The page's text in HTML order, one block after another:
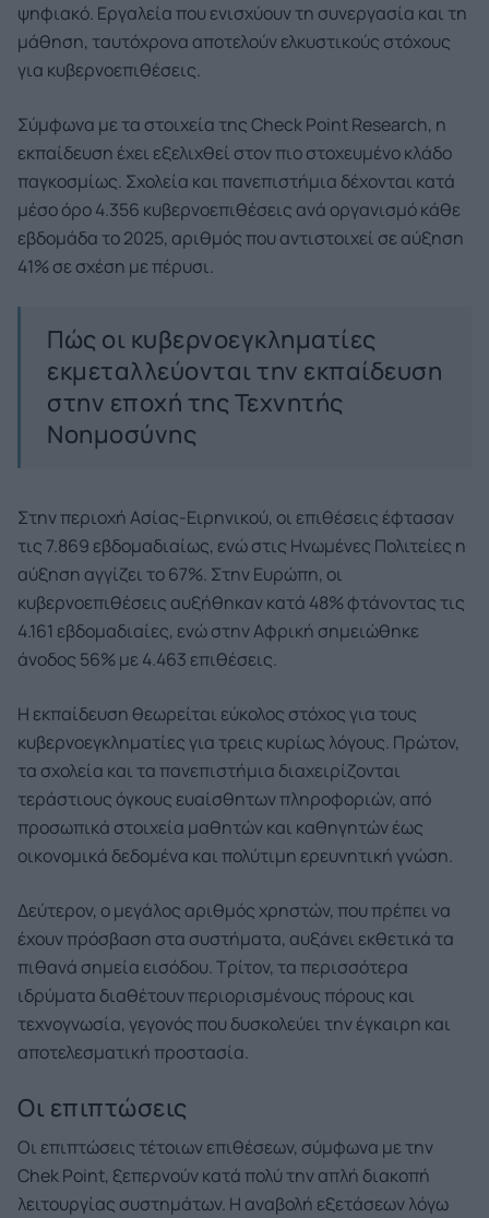
ψηφιακό. Εργαλεία που ενισχύουν τη συνεργασία και τη
μάθηση, ταυτόχρονα αποτελούν ελκυστικούς στόχους
για κυβερνοεπιθέσεις.
Σύμφωνα με τα στοιχεία της Check Point Research, η
εκπαίδευση έχει εξελιχθεί στον πιο στοχευμένο κλάδο
παγκοσμίως. Σχολεία και πανεπιστήμια δέχονται κατά
μέσο όρο 4.356 κυβερνοεπιθέσεις ανά οργανισμό κάθε
εβδομάδα το 2025, αριθμός που αντιστοιχεί σε αύξηση
41% σε σχέση με πέρυσι.
Πώς οι κυβερνοεγκληματίες
εκμεταλλεύονται την εκπαίδευση
στην εποχή της Τεχνητής
Νοημοσύνης
Στην περιοχή Ασίας-Ειρηνικού, οι επιθέσεις έφτασαν
τις 7.869 εβδομαδιαίως, ενώ στις Ηνωμένες Πολιτείες η
αύξηση αγγίζει το 67%. Στην Ευρώπη, οι
κυβερνοεπιθέσεις αυξήθηκαν κατά 48% φτάνοντας τις
4.161 εβδομαδιαίες, ενώ στην Αφρική σημειώθηκε
άνοδος 56% με 4.463 επιθέσεις.
Η εκπαίδευση θεωρείται εύκολος στόχος για τους
κυβερνοεγκληματίες για τρεις κυρίως λόγους. Πρώτον,
τα σχολεία και τα πανεπιστήμια διαχειρίζονται
τεράστιους όγκους ευαίσθητων πληροφοριών, από
προσωπικά στοιχεία μαθητών και καθηγητών έως
οικονομικά δεδομένα και πολύτιμη ερευνητική γνώση.
Δεύτερον, ο μεγάλος αριθμός χρηστών, που πρέπει να
έχουν πρόσβαση στα συστήματα, αυξάνει εκθετικά τα
πιθανά σημεία εισόδου. Τρίτον, τα περισσότερα
ιδρύματα διαθέτουν περιορισμένους πόρους και
τεχνογνωσία, γεγονός που δυσκολεύει την έγκαιρη και
αποτελεσματική προστασία.
Οι επιπτώσεις
Οι επιπτώσεις τέτοιων επιθέσεων, σύμφωνα με την
Chek Point, ξεπερνούν κατά πολύ την απλή διακοπή
λειτουργίας συστημάτων. Η αναβολή εξετάσεων λόγω